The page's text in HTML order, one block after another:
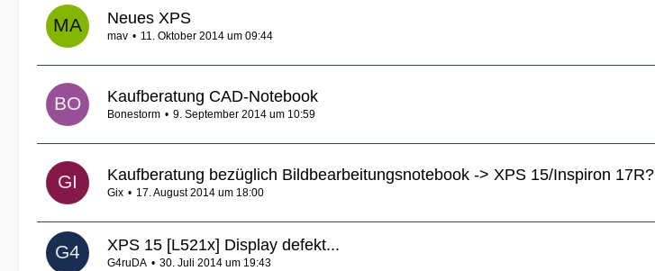
Neues XPS
mav 11. Oktober 2014 um 09:44
Kaufberatung CAD-Notebook
Bonestorm 9. September 2014 um 10:59
Kaufberatung bezüglich Bildbearbeitungsnotebook -> XPS 15/Inspiron 17R?
Gix 17. August 2014 um 18:00
XPS 15 [L521x] Display defekt...
G4ruDA 30. Juli 2014 um 19:43